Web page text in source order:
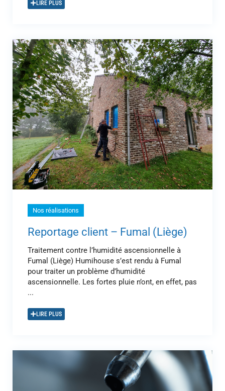
LIRE PLUS
Nos réalisations
Reportage client – Fumal (Liège)
Traitement contre l’humidité ascensionnelle à
Fumal (Liège) Humihouse s’est rendu à Fumal
pour traiter un problème d’humidité
ascensionnelle. Les fortes pluie n’ont, en effet, pas
...
LIRE PLUS